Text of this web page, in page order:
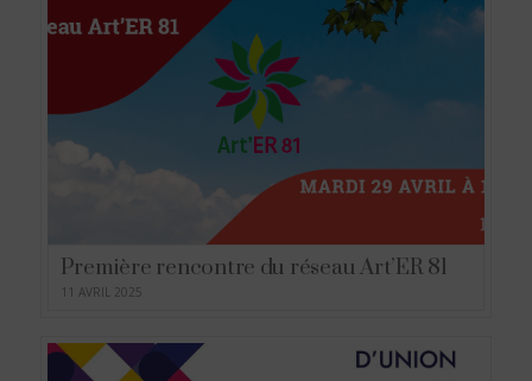
Première rencontre du réseau Art’ER 81
11 AVRIL 2025